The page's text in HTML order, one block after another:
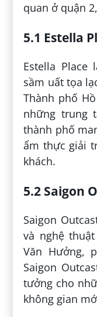
quan ở quận
5.1 Estella
Estella
sầm uất tọa
Thành phố
những trung
thành phố
ẩm thực giải
khách.
5.2 Saigon
Saigon
và nghệ
Văn Hưởng,
Saigon
tưởng cho
không gian